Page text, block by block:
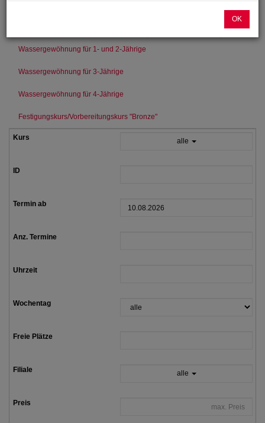
Wassergewöhnung für 1- und 2-Jährige
Wassergewöhnung für 3-Jährige
Wassergewöhnung für 4-Jährige
Festigungskurs/Vorbereitungskurs "Bronze"
alle
alle
OK